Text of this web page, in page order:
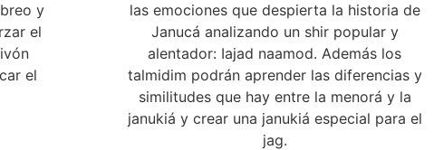
y
el
el
las emociones que despierta la historia de
Janucá analizando un shir popular y
alentador: Iajad naamod. Además los
talmidim podrán aprender las diferencias y
similitudes que hay entre la menorá y la
janukiá y crear una janukiá especial para el
jag.